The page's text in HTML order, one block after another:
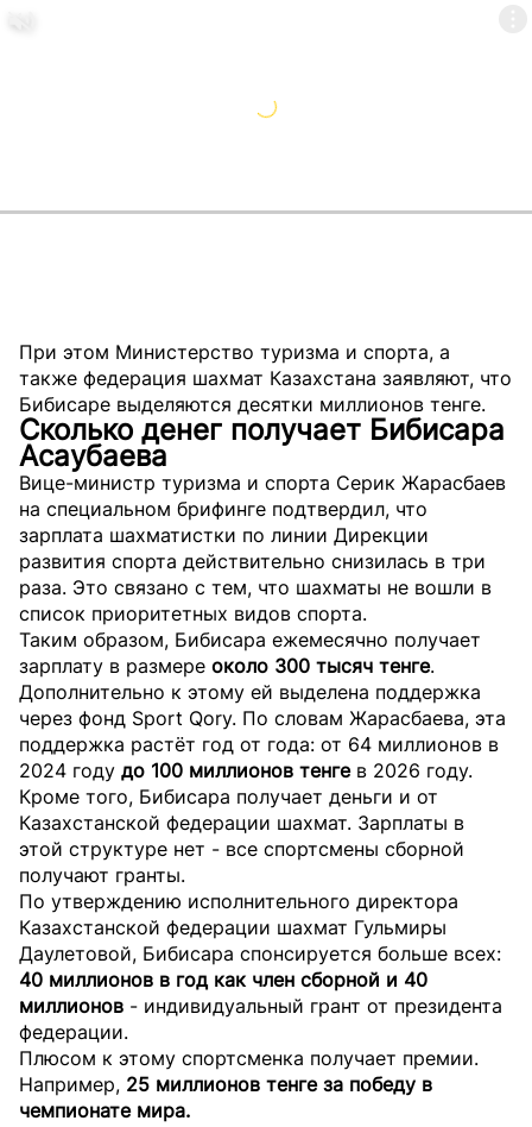
При этом Министерство туризма и спорта, а
также федерация шахмат Казахстана заявляют, что
Бибисаре выделяются десятки миллионов тенге.
Сколько денег получает Бибисара
Асаубаева
Вице-министр туризма и спорта Серик Жарасбаев
на специальном брифинге подтвердил, что
зарплата шахматистки по линии Дирекции
развития спорта действительно снизилась в три
раза. Это связано с тем, что шахматы не вошли в
список приоритетных видов спорта.
Таким образом, Бибисара ежемесячно получает
зарплату в размере около 300 тысяч тенге.
Дополнительно к этому ей выделена поддержка
через фонд Sport Qory. По словам Жарасбаева, эта
поддержка растёт год от года: от 64 миллионов в
2024 году до 100 миллионов тенгев 2026 году.
Кроме того, Бибисара получает деньги и от
Казахстанской федерации шахмат. Зарплаты в
этой структуре нет - все спортсмены сборной
получают гранты.
По утверждению исполнительного директора
Казахстанской федерации шахмат Гульмиры
Даулетовой, Бибисара спонсируется больше всех:
40 миллионов в год как член сборной и 40
миллионов - индивидуальный грант от президента
федерации.
Плюсом к этому спортсменка получает премии.
Например, 25 миллионов тенге за победу в
чемпионате мира.